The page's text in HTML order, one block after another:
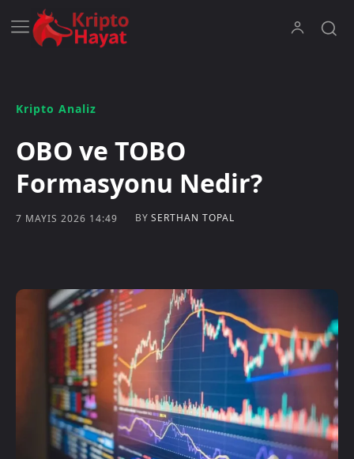
Kripto Analiz
OBO ve TOBO
Formasyonu Nedir?
7 MAYIS 2026 14:49 BY SERTHAN TOPAL